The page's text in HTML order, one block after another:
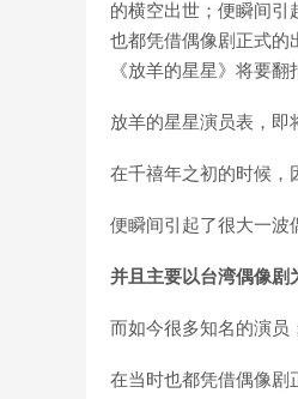
的横空出世；便瞬间引
也都凭借偶像剧正式的
《放羊的星星》将要
放羊的星星演员表，即
在千禧年之初的时候，
便瞬间引起了很大一波
并且主要以台湾偶像剧
而如今很多知名的演员
在当时也都凭借偶像剧